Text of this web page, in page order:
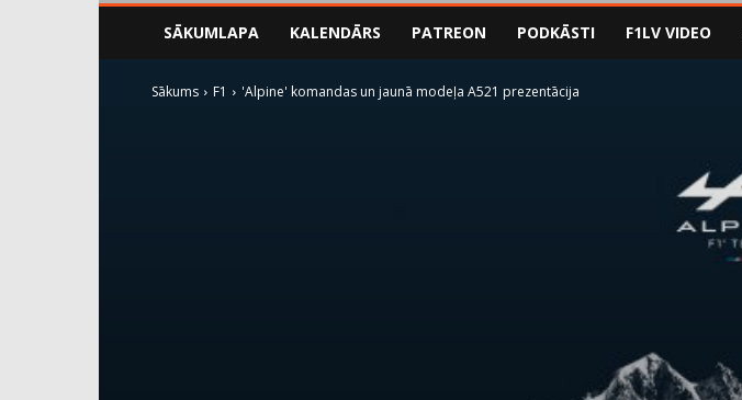
SĀKUMLAPA KALENDĀRS PATREON PODKĀSTI F1LV VIDEO
Sākums F1 'Alpine' komandas un jaunā modeļa A521 prezentācija